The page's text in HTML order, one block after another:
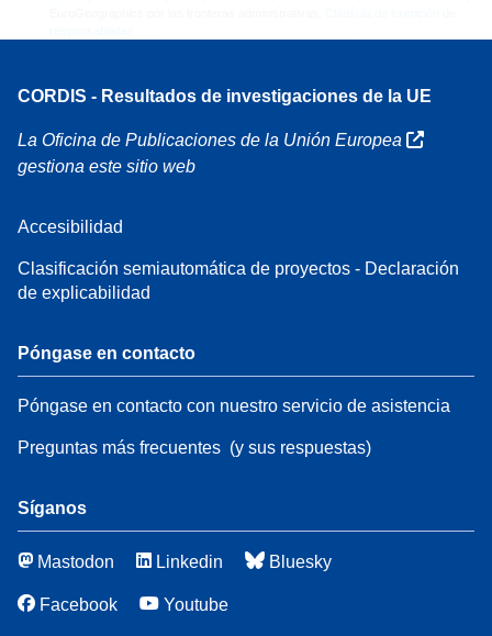
CORDIS - Resultados de investigaciones de la UE
La Oficina de Publicaciones de la Unión Europea
gestiona este sitio web
Accesibilidad
Clasificación semiautomática de proyectos - Declaración
de explicabilidad
Póngase en contacto
Póngase en contacto con nuestro servicio de asistencia
Preguntas más frecuentes (y sus respuestas)
Síganos
Mastodon Linkedin Bluesky
Facebook Youtube